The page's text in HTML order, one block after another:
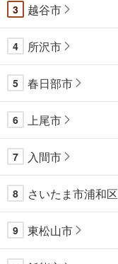
3 越谷市
4 所沢市
5 春日部市
6 上尾市
7 入間市
8 さいたま市浦和区
9 東松山市